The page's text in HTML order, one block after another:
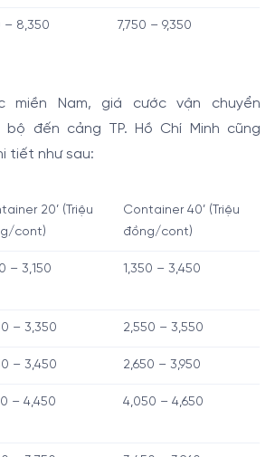
– 8,350 7,750 – 9,350
miền Nam, giá cước vận chuyển
bộ đến cảng TP. Hồ Chí Minh cũng
tiết như sau:
20’ (Triệu
cont)
Container 40’ (Triệu
đồng/cont)
– 3,150 1,350 – 3,450
– 3,350 2,550 – 3,550
– 3,450 2,650 – 3,950
– 4,450 4,050 – 4,650